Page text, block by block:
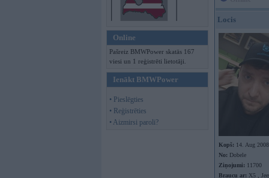
Online
Pašreiz BMWPower skatās 167
viesi un 1 reģistrēti lietotāji.
Ienākt BMWPower
• Pieslēgties
• Reģistrēties
• Aizmirsi paroli?
Locis
Kopš: 14. Aug 2008
No: Dobele
Ziņojumi: 11700
Braucu ar: X5 ,